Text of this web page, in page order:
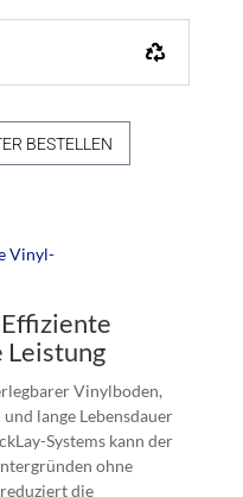
BESTELLEN
Leistung
Vinylboden,
lange Lebensdauer
Systems kann der
ohne
die